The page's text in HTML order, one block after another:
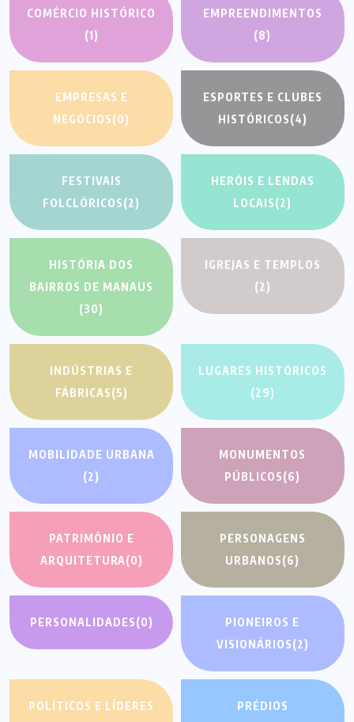
COMÉRCIO HISTÓRICO
(1)
EMPREENDIMENTOS
(8)
EMPRESAS E
NEGÓCIOS(0)
ESPORTES E CLUBES
HISTÓRICOS(4)
FESTIVAIS
FOLCLÓRICOS(2)
HERÓIS E LENDAS
LOCAIS(2)
HISTÓRIA DOS
BAIRROS DE MANAUS
(30)
IGREJAS E TEMPLOS
(2)
INDÚSTRIAS E
FÁBRICAS(5)
LUGARES HISTÓRICOS
(29)
MOBILIDADE URBANA
(2)
MONUMENTOS
PÚBLICOS(6)
PATRIMÔNIO E
ARQUITETURA(0)
PERSONAGENS
URBANOS(6)
PERSONALIDADES(0)
PIONEIROS E
VISIONÁRIOS(2)
POLÍTICOS E LÍDERES
PRÉDIOS